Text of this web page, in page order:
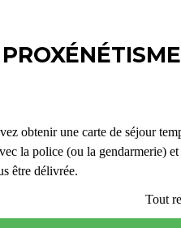
obtenir une carte de séjour
la police (ou la gendarmerie)
être délivrée.
Tout